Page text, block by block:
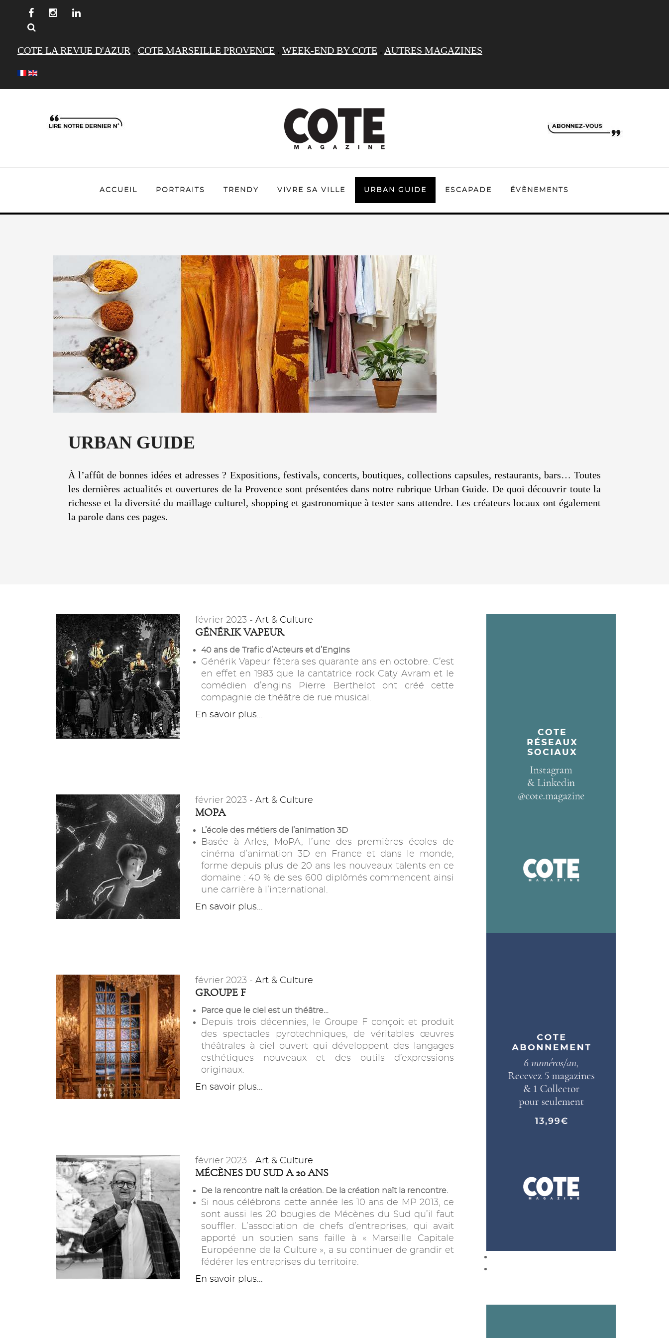
COTE LA REVUE D'AZUR . COTE MARSEILLE PROVENCE . WEEK-END BY COTE . AUTRES MAGAZINES
ACCUEIL PORTRAITS TRENDY VIVRE SA VILLE URBAN GUIDE ESCAPADE ÉVÈNEMENTS
URBAN GUIDE
À l’affût de bonnes idées et adresses ? Expositions, festivals, concerts, boutiques, collections capsules, restaurants, bars… Toutes
les dernières actualités et ouvertures de la Provence sont présentées dans notre rubrique Urban Guide. De quoi découvrir toute la
richesse et la diversité du maillage culturel, shopping et gastronomique à tester sans attendre. Les créateurs locaux ont également
la parole dans ces pages.
février 2023 - Art & Culture
GÉNÉRIK VAPEUR
40 ans de Trafic d’Acteurs et d’Engins
Générik Vapeur fêtera ses quarante ans en octobre. C’est
en effet en 1983 que la cantatrice rock Caty Avram et le
comédien d’engins Pierre Berthelot ont créé cette
compagnie de théâtre de rue musical.
En savoir plus...
février 2023 - Art & Culture
MOPA
L’école des métiers de l’animation 3D
Basée à Arles, MoPA, l’une des premières écoles de
cinéma d’animation 3D en France et dans le monde,
forme depuis plus de 20 ans les nouveaux talents en ce
domaine : 40 % de ses 600 diplômés commencent ainsi
une carrière à l’international.
En savoir plus...
février 2023 - Art & Culture
GROUPE F
Parce que le ciel est un théâtre…
Depuis trois décennies, le Groupe F conçoit et produit
des spectacles pyrotechniques, de véritables œuvres
théâtrales à ciel ouvert qui développent des langages
esthétiques nouveaux et des outils d’expressions
originaux.
En savoir plus...
février 2023 - Art & Culture
MÉCÈNES DU SUD A 20 ANS
De la rencontre naît la création. De la création naît la rencontre.
Si nous célébrons cette année les 10 ans de MP 2013, ce
sont aussi les 20 bougies de Mécènes du Sud qu’il faut
souffler. L’association de chefs d’entreprises, qui avait
apporté un soutien sans faille à « Marseille Capitale
Européenne de la Culture », a su continuer de grandir et
fédérer les entreprises du territoire.
En savoir plus...